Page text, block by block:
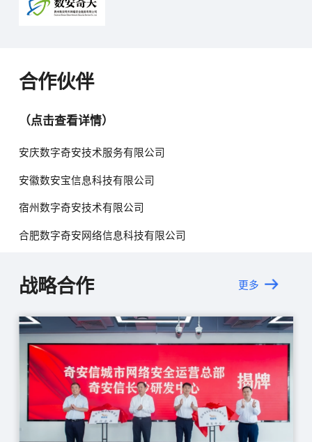
合作伙伴
（点击查看详情）
安庆数字奇安技术服务有限公司
安徽数安宝信息科技有限公司
宿州数字奇安技术有限公司
合肥数字奇安网络信息科技有限公司
战略合作 更多